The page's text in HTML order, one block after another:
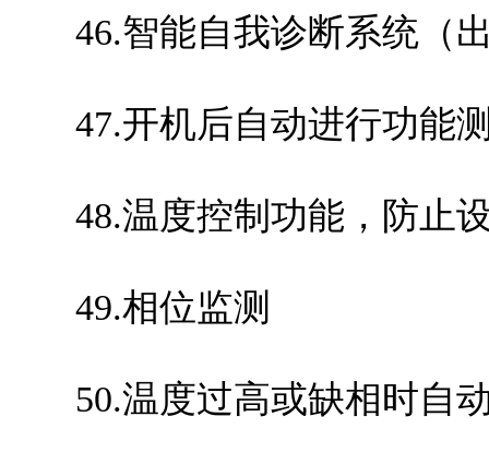
46.智能自我诊断系统（
47.开机后自动进行功能
48.温度控制功能，防止
49.相位监测
50.温度过高或缺相时自